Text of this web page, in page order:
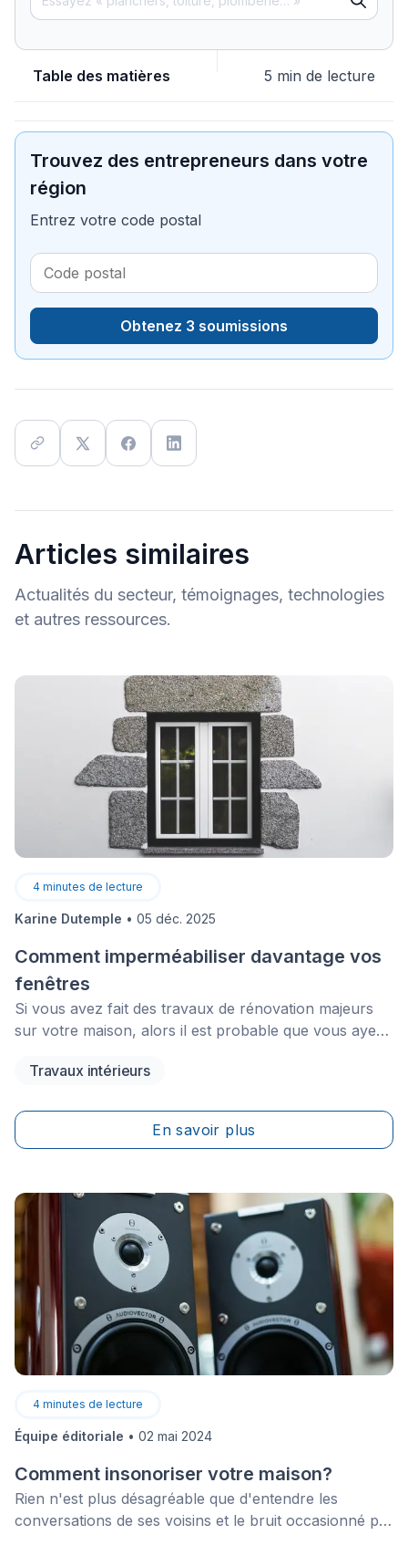
Table des matières 5 min de lecture
Trouvez des entrepreneurs dans votre
région
Entrez votre code postal
Obtenez 3 soumissions
Articles similaires
Actualités du secteur, témoignages, technologies
et autres ressources.
4 minutes de lecture
Karine Dutemple • 05 déc. 2025
Comment imperméabiliser davantage vos
fenêtres
Si vous avez fait des travaux de rénovation majeurs
sur votre maison, alors il est probable que vous ayez
forme quelconque&nbsp;: du bois pourri,&nbsp;de
Travaux intérieurs
En savoir plus
4 minutes de lecture
Équipe éditoriale • 02 mai 2024
Comment insonoriser votre maison?
Rien n'est plus désagréable que d'entendre les
conversations de ses voisins et le bruit occasionné par